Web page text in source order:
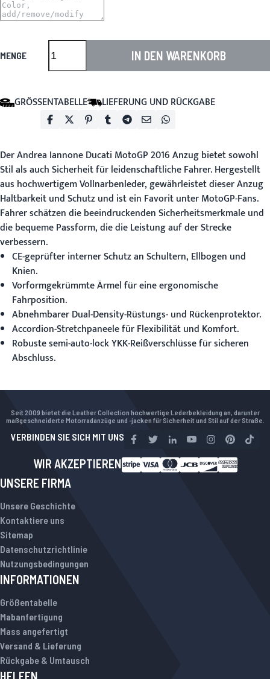
MENGE IN DEN WARENKORB
GRÖSSENTABELLE LIEFERUNG UND RÜCKGABE
Der Andrea Iannone Ducati MotoGP 2016 Anzug bietet sowohl
Stil als auch Sicherheit für leidenschaftliche Fahrer. Hergestellt
aus hochwertigem Vollnarbenleder, gewährleistet dieser Anzug
Haltbarkeit und Schutz und ist ein Favorit unter MotoGP-Fans.
Fahrer schätzen die beeindruckenden Sicherheitsmerkmale und
die bequeme Passform, die die Leistung auf der Strecke
verbessern.
CE-geprüfter interner Schutz an Schultern, Ellbogen und
Knien.
Vorformgekrümmte Ärmel für eine ergonomische
Fahrposition.
Abnehmbarer Dual-Density-Rüstungs- und Rückenprotektor.
Accordion-Stretchpaneele für Flexibilität und Komfort.
Robuste semi-auto-lock YKK-Reißverschlüsse für sicheren
Abschluss.
Seit 2009 bietet die Leather Collection hochwertige Lederbekleidung an, darunter
maßgeschneiderte Motorradanzüge und -jacken für Sicherheit und Stil auf der Straße.
VERBINDEN SIE SICH MIT UNS
WIR AKZEPTIEREN
UNSERE FIRMA
Unsere Geschichte
Kontaktiere uns
Sitemap
Datenschutzrichtlinie
Nutzungsbedingungen
INFORMATIONEN
Größentabelle
Mabanfertigung
Mass angefertigt
Versand & Lieferung
Rückgabe & Umtausch
HELFEN